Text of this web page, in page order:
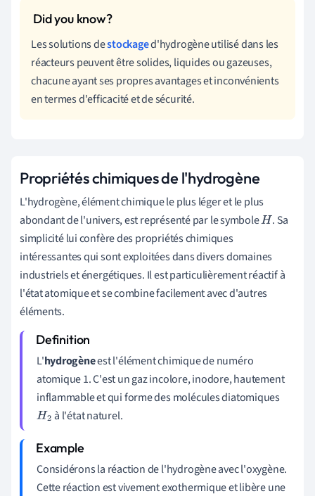
Les solutions destockaged'hydrogène utilisé dans les
réacteurs peuvent être solides, liquides ou gazeuses,
chacune ayant ses propres avantages et inconvénients
en termes d'efficacité et de sécurité.
Propriétés chimiques de l'hydrogène
L'hydrogène, élément chimique le plus léger et le plus
abondant de l'univers, est représenté par le symboleH . Sa
simplicité lui confère des propriétés chimiques
intéressantes qui sont exploitées dans divers domaines
industriels et énergétiques. Il est particulièrement réactif à
l'état atomique et se combine facilement avec d'autres
éléments.
L'hydrogèneest l'élément chimique de numéro
atomique 1. C'est un gaz incolore, inodore, hautement
inflammable et qui forme des molécules diatomiques
H2 à l'état naturel.
Considérons la réaction de l'hydrogène avec l'oxygène.
Cette réaction est vivement exothermique et libère une